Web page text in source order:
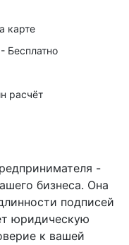
карте
- Бесплатно
расчёт
-
бизнеса. Она
подписей
юридическую
к вашей